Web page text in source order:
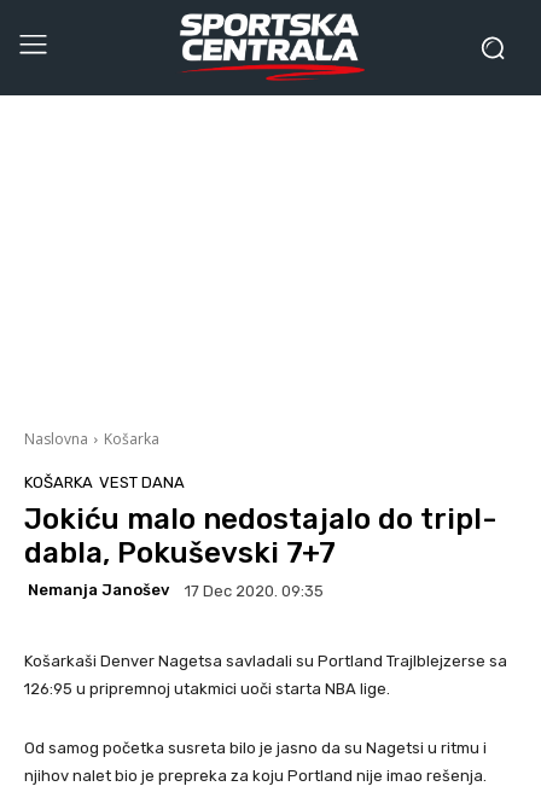
Naslovna Košarka
KOŠARKA VEST DANA
Jokiću malo nedostajalo do tripl-
dabla, Pokuševski 7+7
Nemanja Janošev 17 Dec 2020. 09:35
Košarkaši Denver Nagetsa savladali su Portland Trajlblejzerse sa
126:95 u pripremnoj utakmici uoči starta NBA lige.
Od samog početka susreta bilo je jasno da su Nagetsi u ritmu i
njihov nalet bio je prepreka za koju Portland nije imao rešenja.